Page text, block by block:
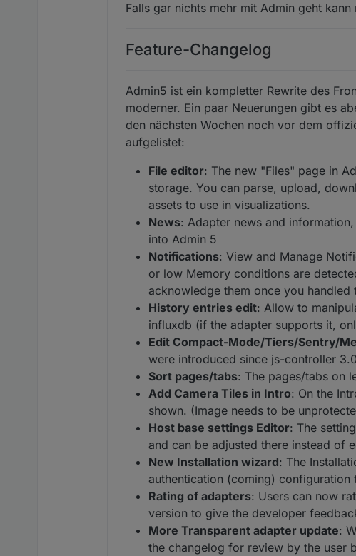
Falls gar nichts mehr mit Admin geht kann
Feature-Changelog
Admin5 ist ein kompletter Rewrite des
moderner. Ein paar Neuerungen gibt es
den nächsten Wochen noch vor dem
aufgelistet:
File editor: The new "Files" page in
storage. You can parse, upload,
assets to use in visualizations.
News: Adapter news and
into Admin 5
Notifications: View and Manage
or low Memory conditions are
acknowledge them once you handled
History entries edit: Allow to
influxdb (if the adapter supports it,
Edit Compact-Mode/Tiers/Sentry/
were introduced since js-controller
Sort pages/tabs: The pages/tabs on
Add Camera Tiles in Intro: On the
shown. (Image needs to be
Host base settings Editor: The
and can be adjusted there instead of
New Installation wizard: The
authentication (coming)
Rating of adapters: Users can now
version to give the developer
More Transparent adapter update:
the changelog for review by the user